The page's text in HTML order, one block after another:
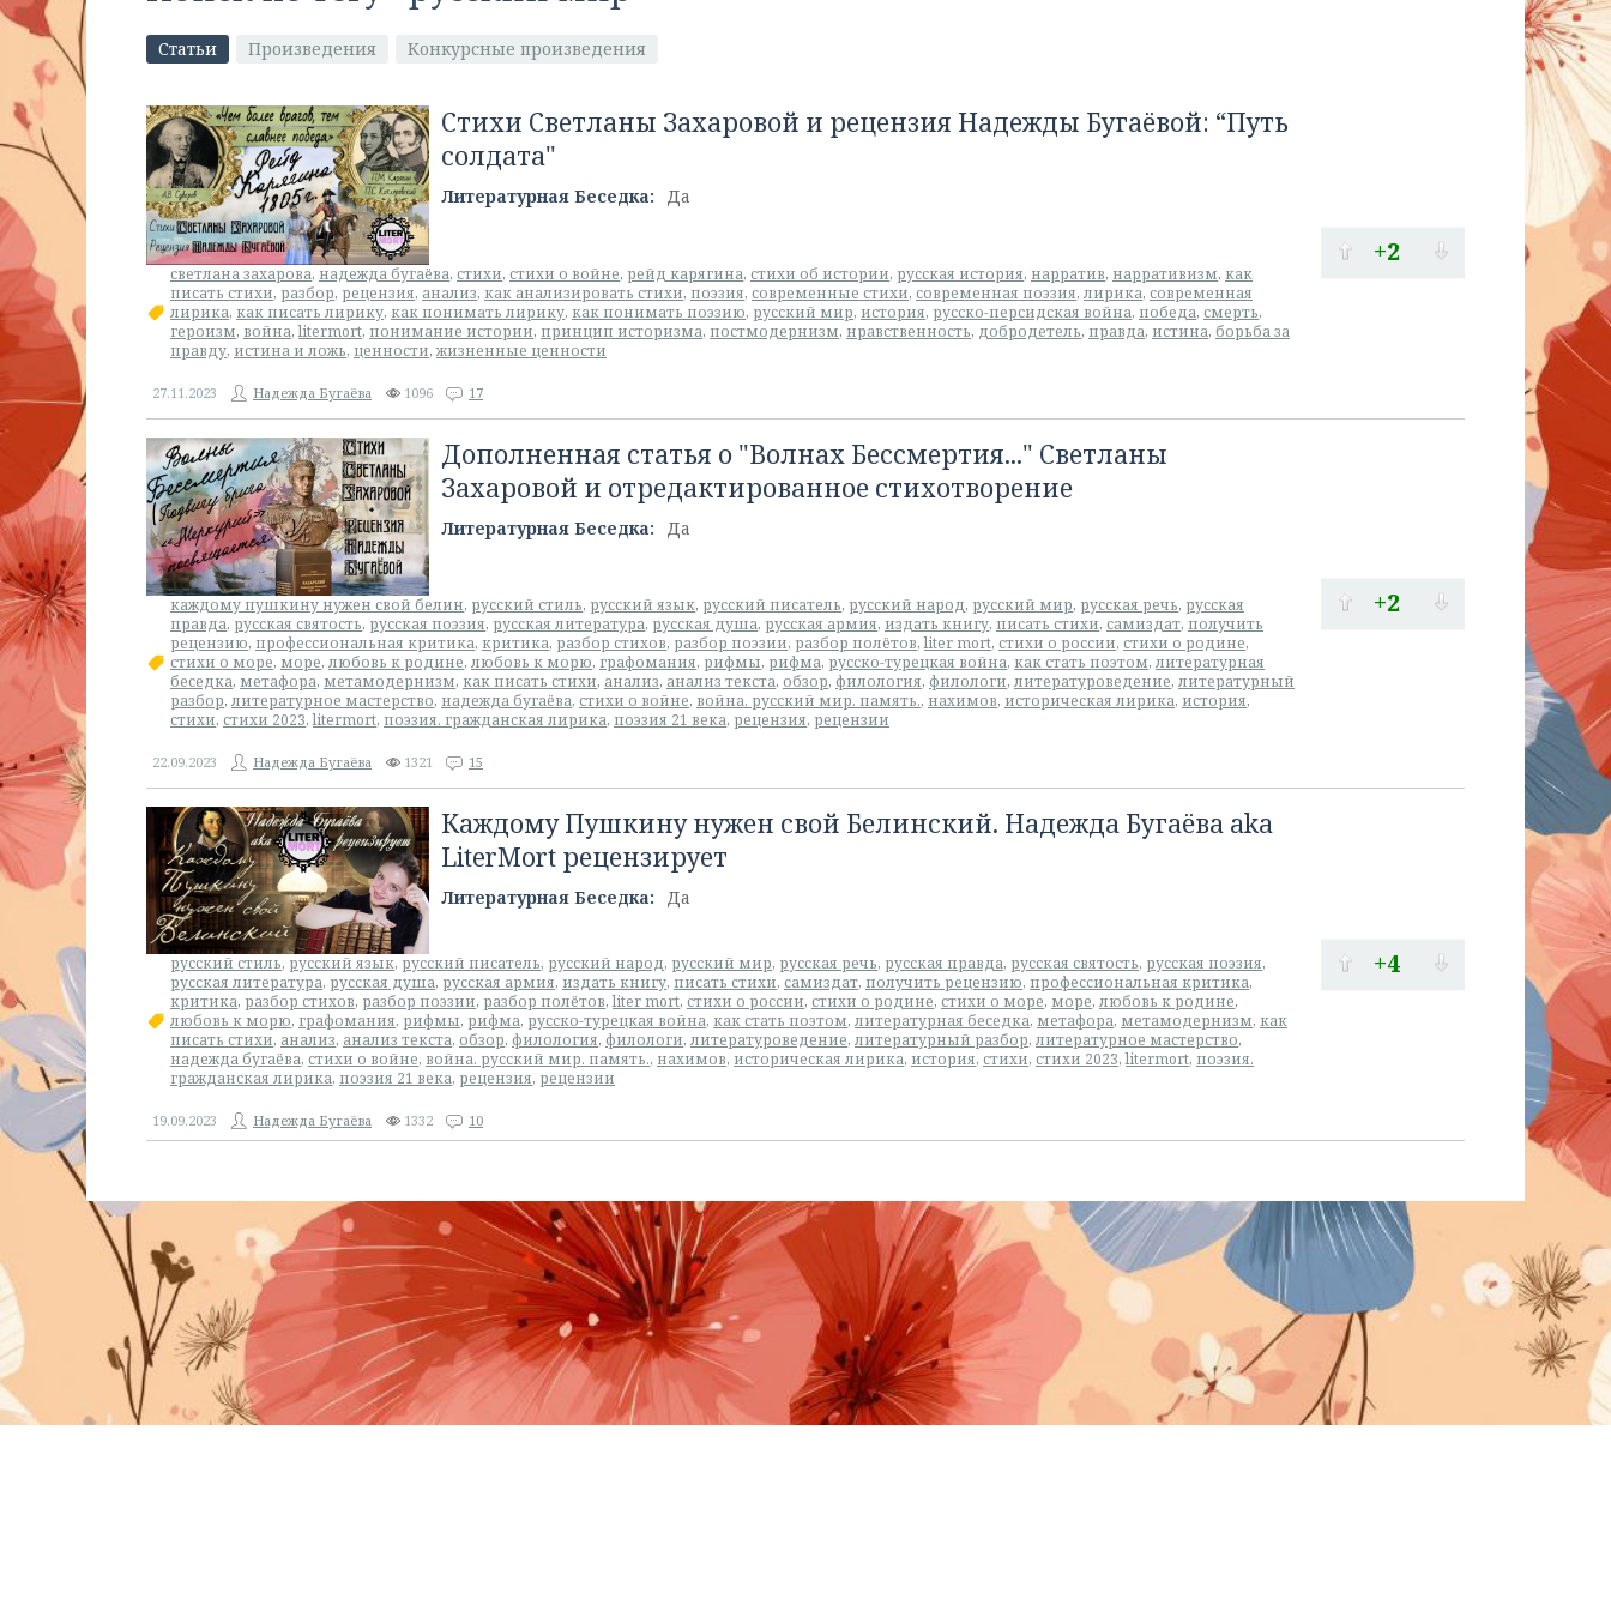
Статьи Произведения Конкурсные произведения
Стихи Светланы Захаровой и рецензия Надежды Бугаёвой: “Путь
солдата"
Литературная Беседка: Да
светлана захарова, надежда бугаёва, стихи, стихи о войне, рейд карягина, стихи об истории, русская история, нарратив, нарративизм, как
писать стихи, разбор, рецензия, анализ, как анализировать стихи, поэзия, современные стихи, современная поэзия, лирика, современная
лирика, как писать лирику, как понимать лирику, как понимать поэзию, русский мир, история, русско-персидская война, победа, смерть,
героизм, война,litermort, понимание истории, принцип историзма, постмодернизм, нравственность, добродетель, правда, истина, борьба за
правду, истина и ложь, ценности,жизненные ценности
+2
27.11.2023 Надежда Бугаёва 1096 17
Дополненная статья о "Волнах Бессмертия..." Светланы
Захаровой и отредактированное стихотворение
Литературная Беседка: Да
каждому пушкину нужен свой белин, русский стиль, русский язык, русский писатель, русский народ, русский мир, русская речь, русская
правда, русская святость, русская поэзия, русская литература, русская душа, русская армия, издать книгу, писать стихи, самиздат, получить
рецензию, профессиональная критика, критика, разбор стихов, разбор поэзии, разбор полётов,liter mort, стихи о россии, стихи о родине,
стихи о море, море, любовь к родине, любовь к морю, графомания, рифмы, рифма, русско-турецкая война, как стать поэтом, литературная
беседка, метафора, метамодернизм, как писать стихи, анализ, анализ текста, обзор, филология, филологи, литературоведение, литературный
разбор, литературное мастерство, надежда бугаёва, стихи о войне, война. русский мир. память., нахимов, историческая лирика, история,
стихи, стихи 2023,litermort, поэзия. гражданская лирика, поэзия 21 века, рецензия, рецензии
+2
22.09.2023 Надежда Бугаёва 1321 15
Каждому Пушкину нужен свой Белинский. Надежда Бугаёва aka
LiterMort рецензирует
Литературная Беседка: Да
русский стиль, русский язык, русский писатель, русский народ, русский мир, русская речь, русская правда, русская святость, русская поэзия,
русская литература, русская душа, русская армия, издать книгу, писать стихи, самиздат, получить рецензию, профессиональная критика,
критика, разбор стихов, разбор поэзии, разбор полётов,liter mort, стихи о россии, стихи о родине, стихи о море, море, любовь к родине,
любовь к морю, графомания, рифмы, рифма, русско-турецкая война, как стать поэтом, литературная беседка, метафора, метамодернизм, как
писать стихи, анализ, анализ текста, обзор, филология, филологи, литературоведение, литературный разбор, литературное мастерство,
надежда бугаёва, стихи о войне, война. русский мир. память., нахимов, историческая лирика, история, стихи, стихи 2023,litermort, поэзия.
гражданская лирика, поэзия 21 века, рецензия, рецензии
+4
19.09.2023 Надежда Бугаёва 1332 10